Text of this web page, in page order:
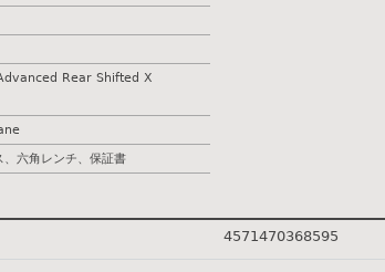
Rear Shifted X
、六角レンチ、保証書
4571470368595